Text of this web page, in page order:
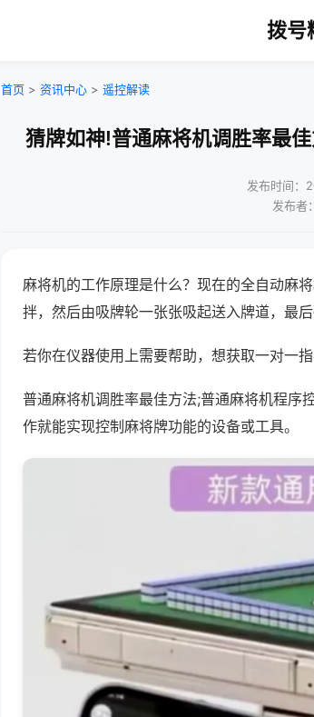
拨号
首页 > 资讯中心 > 遥控解读
猜牌如神!普通麻将机调胜率最
发布时间：
发布者
麻将机的工作原理是什么？现在的全自动麻
拌，然后由吸牌轮一张张吸起送入牌道，最
若你在仪器使用上需要帮助，想获取一对一
普通麻将机调胜率最佳方法;普通麻将机程序
作就能实现控制麻将牌功能的设备或工具。